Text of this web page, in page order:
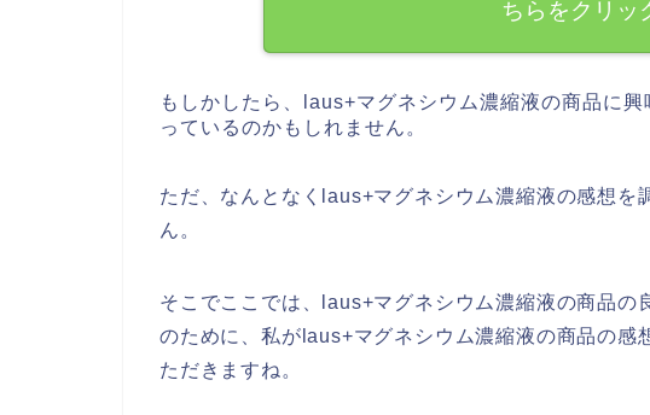
ちらをクリッ
もしかしたら、laus+マグネシウム濃縮液の商品に
っているのかもしれません。
ただ、なんとなくlaus+マグネシウム濃縮液の感想を
ん。
そこでここでは、laus+マグネシウム濃縮液の商品の
のために、私がlaus+マグネシウム濃縮液の商品の感
ただきますね。